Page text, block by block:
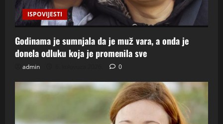
ISPOVIJESTI
Godinama je sumnjala da je muž vara, a onda je
donela odluku koja je promenila sve
admin 0